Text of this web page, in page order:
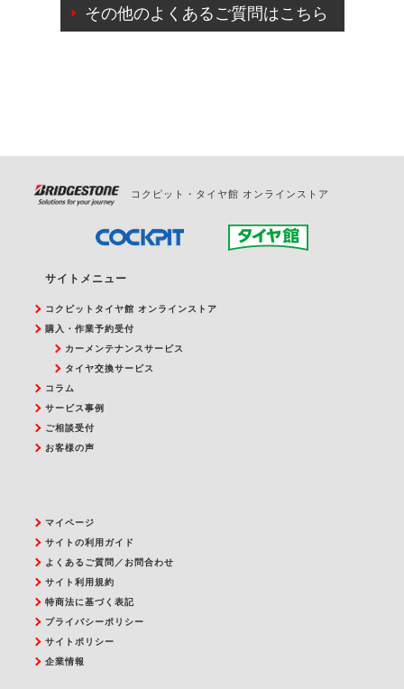
ご来店予約日の3営業日前を過ぎている場合のご予約
の日時変更につきましては、直接ご予約の店舗まで
その他のよくあるご質問はこちら
コクピット・タイヤ館 オンラインストア
サイトメニュー
コクピットタイヤ館 オンラインストア
購入・作業予約受付
カーメンテナンスサービス
タイヤ交換サービス
コラム
サービス事例
ご相談受付
お客様の声
マイページ
サイトの利用ガイド
よくあるご質問／お問合わせ
サイト利用規約
特商法に基づく表記
プライバシーポリシー
サイトポリシー
企業情報